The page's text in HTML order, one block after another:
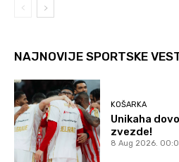
NAJNOVIJE SPORTSKE
KOŠARKA
Unikaha
zvezde!
8 Aug 2026.